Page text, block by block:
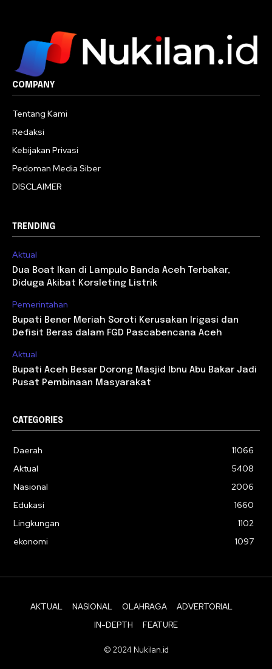
COMPANY
Tentang Kami
Redaksi
Kebijakan Privasi
Pedoman Media Siber
DISCLAIMER
TRENDING
Aktual
Dua Boat Ikan di Lampulo Banda Aceh Terbakar,
Diduga Akibat Korsleting Listrik
Pemerintahan
Bupati Bener Meriah Soroti Kerusakan Irigasi dan
Defisit Beras dalam FGD Pascabencana Aceh
Aktual
Bupati Aceh Besar Dorong Masjid Ibnu Abu Bakar Jadi
Pusat Pembinaan Masyarakat
CATEGORIES
Daerah
11066
Aktual
5408
Nasional
2006
Edukasi
1660
Lingkungan
1102
ekonomi
1097
AKTUAL NASIONAL OLAHRAGA
ADVERTORIAL
IN-DEPTH
FEATURE
© 2024 Nukilan.id